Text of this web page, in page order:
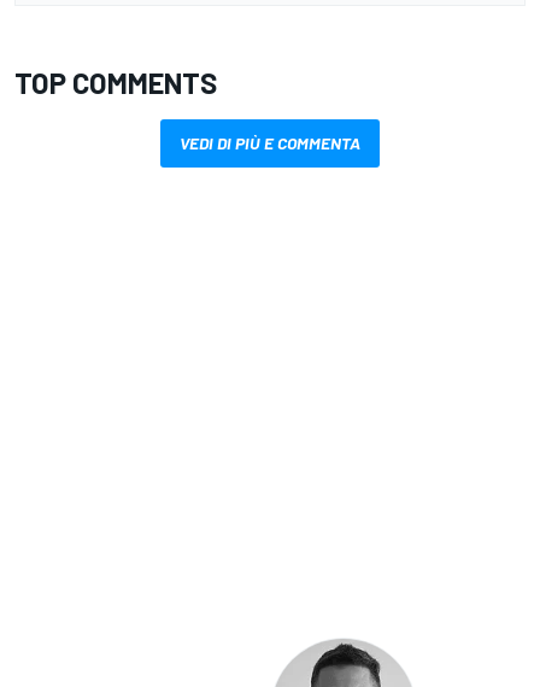
TOP COMMENTS
VEDI DI PIÙ E COMMENTA